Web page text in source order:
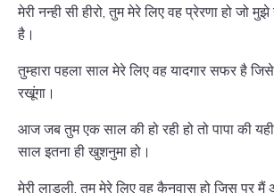
मेरी नन्ही सी हीरो, तुम मेरे लिए वह प्रेरणा हो जो
है।
तुम्हारा पहला साल मेरे लिए वह यादगार सफर है
रखूंगा।
आज जब तुम एक साल की हो रही हो तो पापा की
साल इतना ही खुशनुमा हो।
मेरी लाडली, तुम मेरे लिए वह कैनवास हो जिस पर